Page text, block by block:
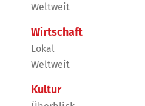
Weltweit
Wirtschaft
Lokal
Weltweit
Kultur